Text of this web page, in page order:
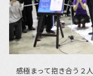
感極まって抱き合う２